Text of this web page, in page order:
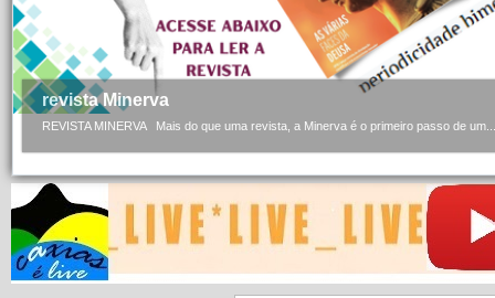
revista Minerva
REVISTA MINERVA Mais do que uma revista, a Minerva é o primeiro passo de um...